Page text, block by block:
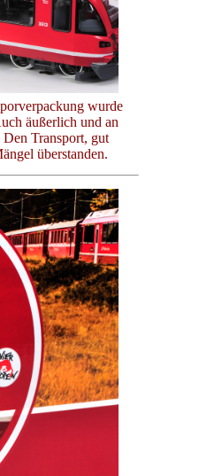
wurde
äußerlich und an
Transport, gut
überstanden.